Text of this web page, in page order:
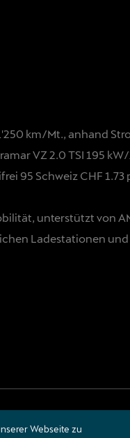
km/Mt., anhand
VZ 2.0 TSI
95 Schweiz CHF
unterstützt von
Ladestationen
Webseite zu